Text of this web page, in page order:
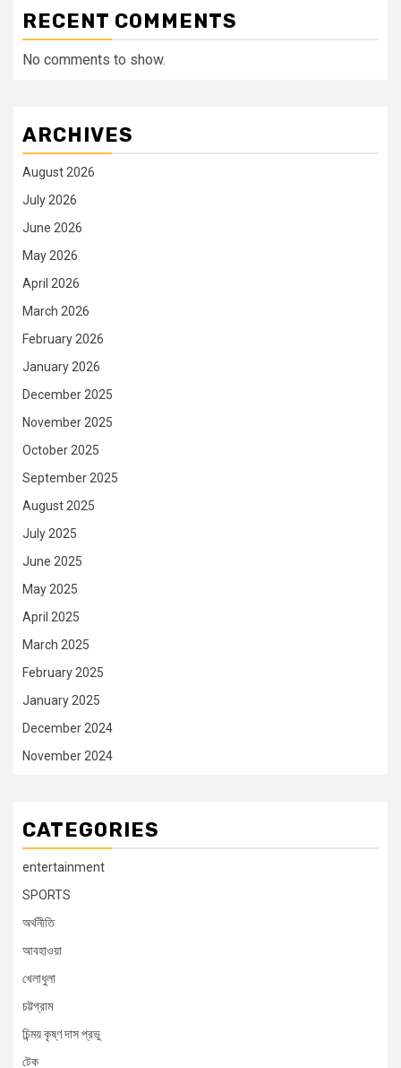
RECENT COMMENTS
No comments to show.
ARCHIVES
August 2026
July 2026
June 2026
May 2026
April 2026
March 2026
February 2026
January 2026
December 2025
November 2025
October 2025
September 2025
August 2025
July 2025
June 2025
May 2025
April 2025
March 2025
February 2025
January 2025
December 2024
November 2024
CATEGORIES
entertainment
SPORTS
অর্থনীতি
আবহাওয়া
খেলাধুলা
চট্টগ্রাম
চিন্ময় কৃষ্ণ দাস প্রভু
টেক